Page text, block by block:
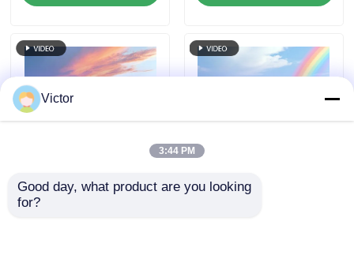
almacén y escuela
Construcción de
Construcción de
Victor
3:44 PM
Good day, what product are you looking
for?